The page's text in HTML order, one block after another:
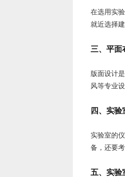
在选用实
就近选择
三、平面
版面设计
风等专业
四、实验
实验室的
备，还要
五、实验